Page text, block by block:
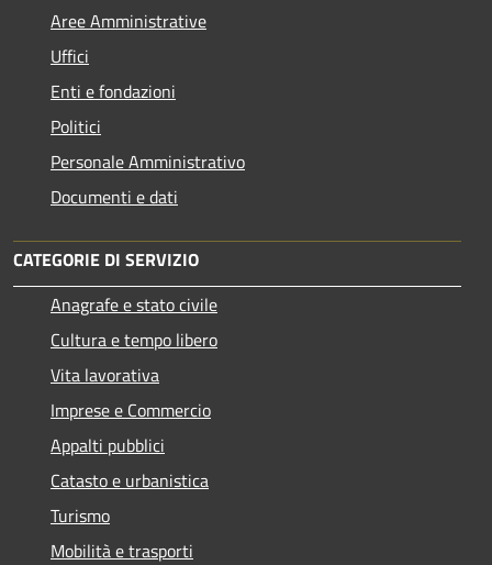
Aree Amministrative
Uffici
Enti e fondazioni
Politici
Personale Amministrativo
Documenti e dati
CATEGORIE DI SERVIZIO
Anagrafe e stato civile
Cultura e tempo libero
Vita lavorativa
Imprese e Commercio
Appalti pubblici
Catasto e urbanistica
Turismo
Mobilità e trasporti